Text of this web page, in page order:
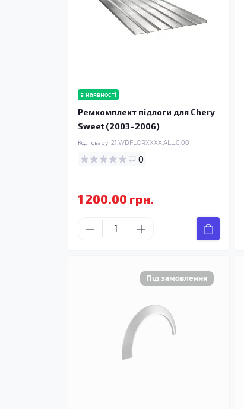
в наявності
Ремкомплект підлоги для Chery
Sweet (2003–2006)
Код товару: 21.WBFLORXXXX.ALL.0.00
0
1 200.00 грн.